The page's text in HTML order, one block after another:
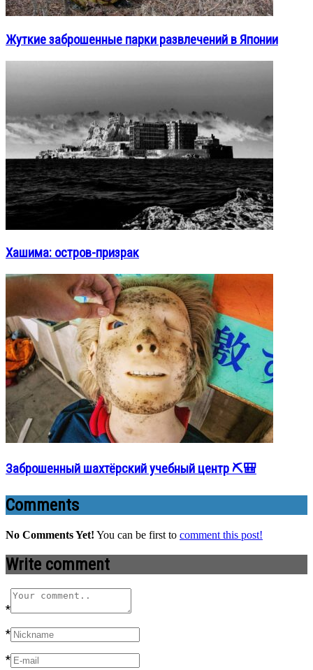
Жуткие заброшенные парки развлечений в Японии
Хашима: остров-призрак
Заброшенный шахтёрский учебный центр ⛏️🎒
Comments
No Comments Yet! You can be first to comment this post!
Write comment
*
*
*